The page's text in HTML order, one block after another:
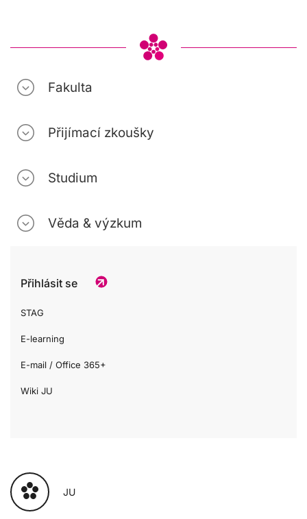
Fakulta
Přijímací zkoušky
Studium
Věda & výzkum
Přihlásit se
STAG
E-learning
E-mail / Office 365+
Wiki JU
JU